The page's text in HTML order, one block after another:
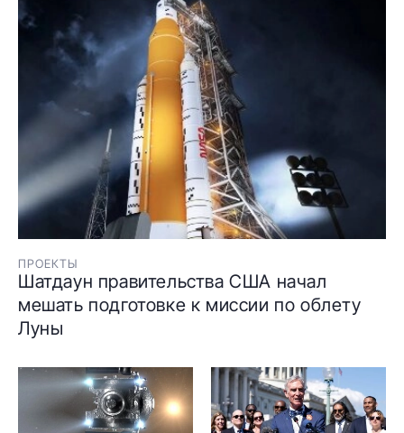
ПРОЕКТЫ
Шатдаун правительства США начал
мешать подготовке к миссии по облету
Луны